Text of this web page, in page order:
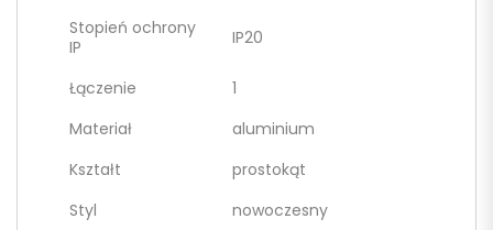
Stopień ochrony
IP
IP20
Łączenie
1
Materiał
aluminium
Kształt
prostokąt
Styl
nowoczesny